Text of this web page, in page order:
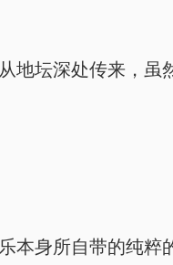
地坛深处传来，虽
身所自带的纯粹